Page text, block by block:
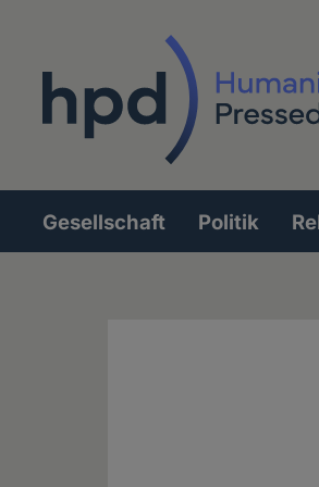
Hauptnavigation
Gesellschaft Politik